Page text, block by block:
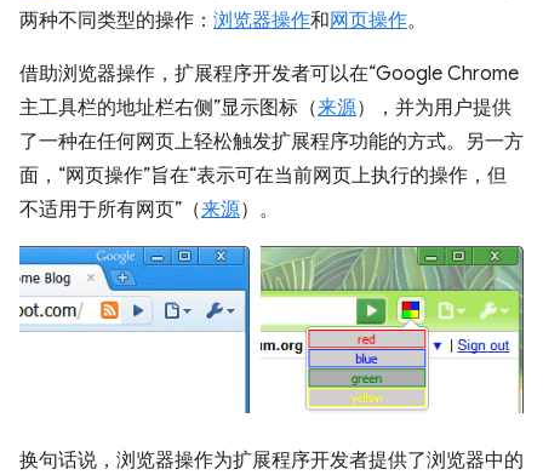
两种不同类型的操作： 浏览器操作和网页操作。
借助浏览器操作，扩展程序开发者可以在“Google Chrome
主工具栏的地址栏右侧”显示图标（来源），并为用户提供
了一种在任何网页上轻松触发扩展程序功能的方式。另一方
面，“网页操作”旨在“表示可在当前网页上执行的操作，但
不适用于所有网页”（来源）。
换句话说，浏览器操作为扩展程序开发者提供了浏览器中的